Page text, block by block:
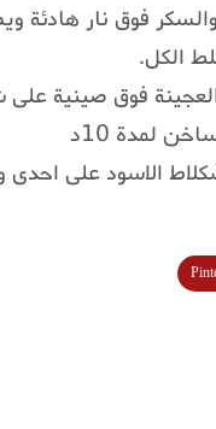
فوق نار هادئة
الكل.
فوق صينية على
لمدة 10د
الاسود على احدى